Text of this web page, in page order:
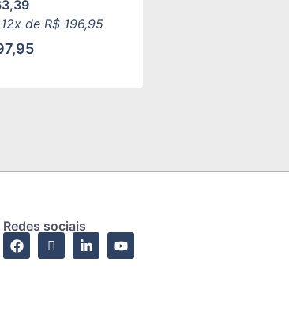
deR$ 196,95
Redes sociais